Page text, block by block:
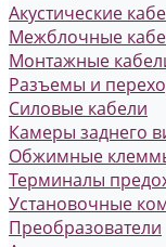
Акустические
Межблочные
Монтажные
Разъемы и
Силовые кабели
Камеры заднего
Обжимные
Терминалы
Установочные
Преобразователи